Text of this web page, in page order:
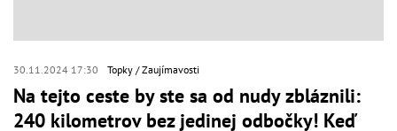
30.11.2024 17:30 Topky Zaujímavosti
Na tejto ceste by ste sa od nudy zbláznili:
240 kilometrov bez jedinej odbočky! Keď